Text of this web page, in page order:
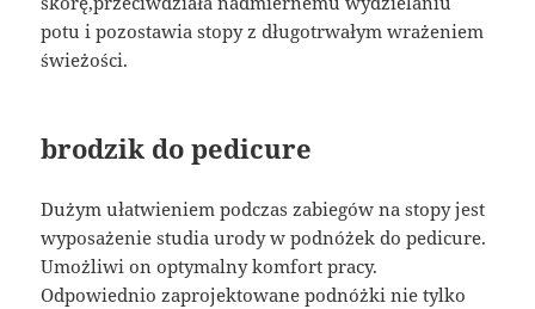
potu i pozostawia stopy z długotrwałym wrażeniem
świeżości.
brodzik do pedicure
Dużym ułatwieniem podczas zabiegów na stopy jest
wyposażenie studia urody w podnóżek do pedicure.
Umożliwi on optymalny komfort pracy.
Odpowiednio zaprojektowane podnóżki nie tylko